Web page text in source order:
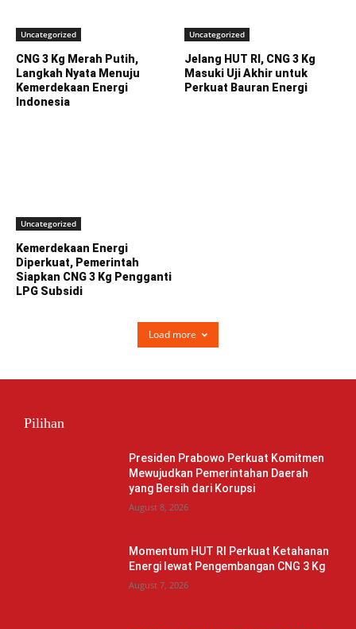
Uncategorized
CNG 3 Kg Merah Putih,
Langkah Nyata Menuju
Kemerdekaan Energi
Indonesia
Uncategorized
Jelang HUT RI, CNG 3 Kg
Masuki Uji Akhir untuk
Perkuat Bauran Energi
Uncategorized
Kemerdekaan Energi
Diperkuat, Pemerintah
Siapkan CNG 3 Kg Pengganti
LPG Subsidi
Load more
Pilihan
Presiden Prabowo Perkuat Komitmen
Mewujudkan Pemerintahan Daerah
yang Bersih dari Korupsi
August 8, 2026
Momentum HUT RI Perkuat Ketahanan
Energi lewat Pengembangan CNG 3 Kg
August 7, 2026